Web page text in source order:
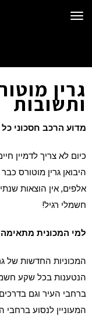
תפריט
גרין
ותשובות
מדוע הרכב חסכוני כל
כיום לא צריך לדמיין
היבואן גרין מוטורס
אלפים, אין הוצאות
חשמלי רגיל!
למי המכונית
המכוניות החדשות של
הנטענות בכל שקע
ברחבי העיר וגם בדרכים
המעוניין לנסוע ברחבי